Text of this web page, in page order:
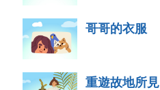
哥哥的衣服
重遊故地所見